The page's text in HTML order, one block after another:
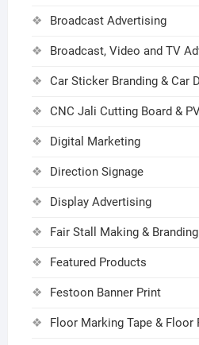
Broadcast Advertising
Broadcast, Video and TV
Car Sticker Branding & Car
CNC Jali Cutting Board &
Digital Marketing
Direction Signage
Display Advertising
Fair Stall Making & Branding
Featured Products
Festoon Banner Print
Floor Marking Tape & Floor